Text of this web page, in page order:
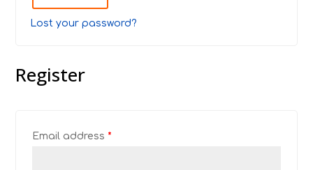
Lost your password?
Register
Email address *